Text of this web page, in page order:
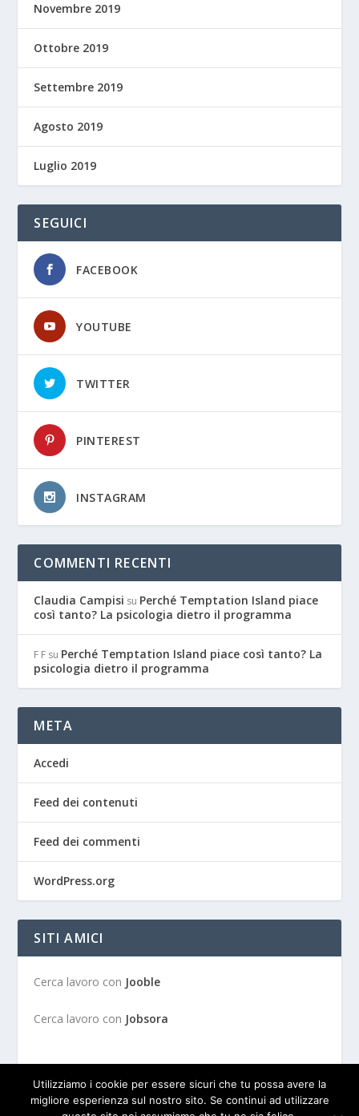
Novembre 2019
Ottobre 2019
Settembre 2019
Agosto 2019
Luglio 2019
SEGUICI
FACEBOOK
YOUTUBE
TWITTER
PINTEREST
INSTAGRAM
COMMENTI RECENTI
Claudia Campisi su Perché Temptation Island piace
così tanto? La psicologia dietro il programma
F F su Perché Temptation Island piace così tanto? La
psicologia dietro il programma
META
Accedi
Feed dei contenuti
Feed dei commenti
WordPress.org
SITI AMICI
Cerca lavoro con Jooble
Cerca lavoro con Jobsora
Utilizziamo i cookie per essere sicuri che tu possa avere la
migliore esperienza sul nostro sito. Se continui ad utilizzare